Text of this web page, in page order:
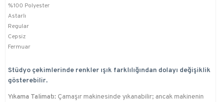
%100 Polyester
Astarlı
Regular
Cepsiz
Fermuar
Stüdyo çekimlerinde renkler ışık farklılığından dolayı değişiklik
gösterebilir.
Yıkama Talimatı: Çamaşır makinesinde yıkanabilir; ancak makinenin